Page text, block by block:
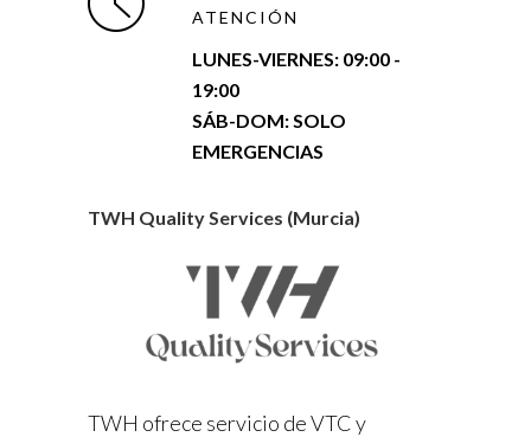
ATENCIÓN
LUNES-VIERNES: 09:00 -
19:00
SÁB-DOM: SOLO
EMERGENCIAS
TWH Quality Services (Murcia)
TWH ofrece servicio de VTC y